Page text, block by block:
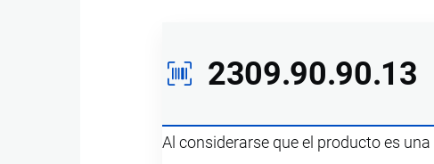
2309.90.90.13
Al considerarse que el producto es una